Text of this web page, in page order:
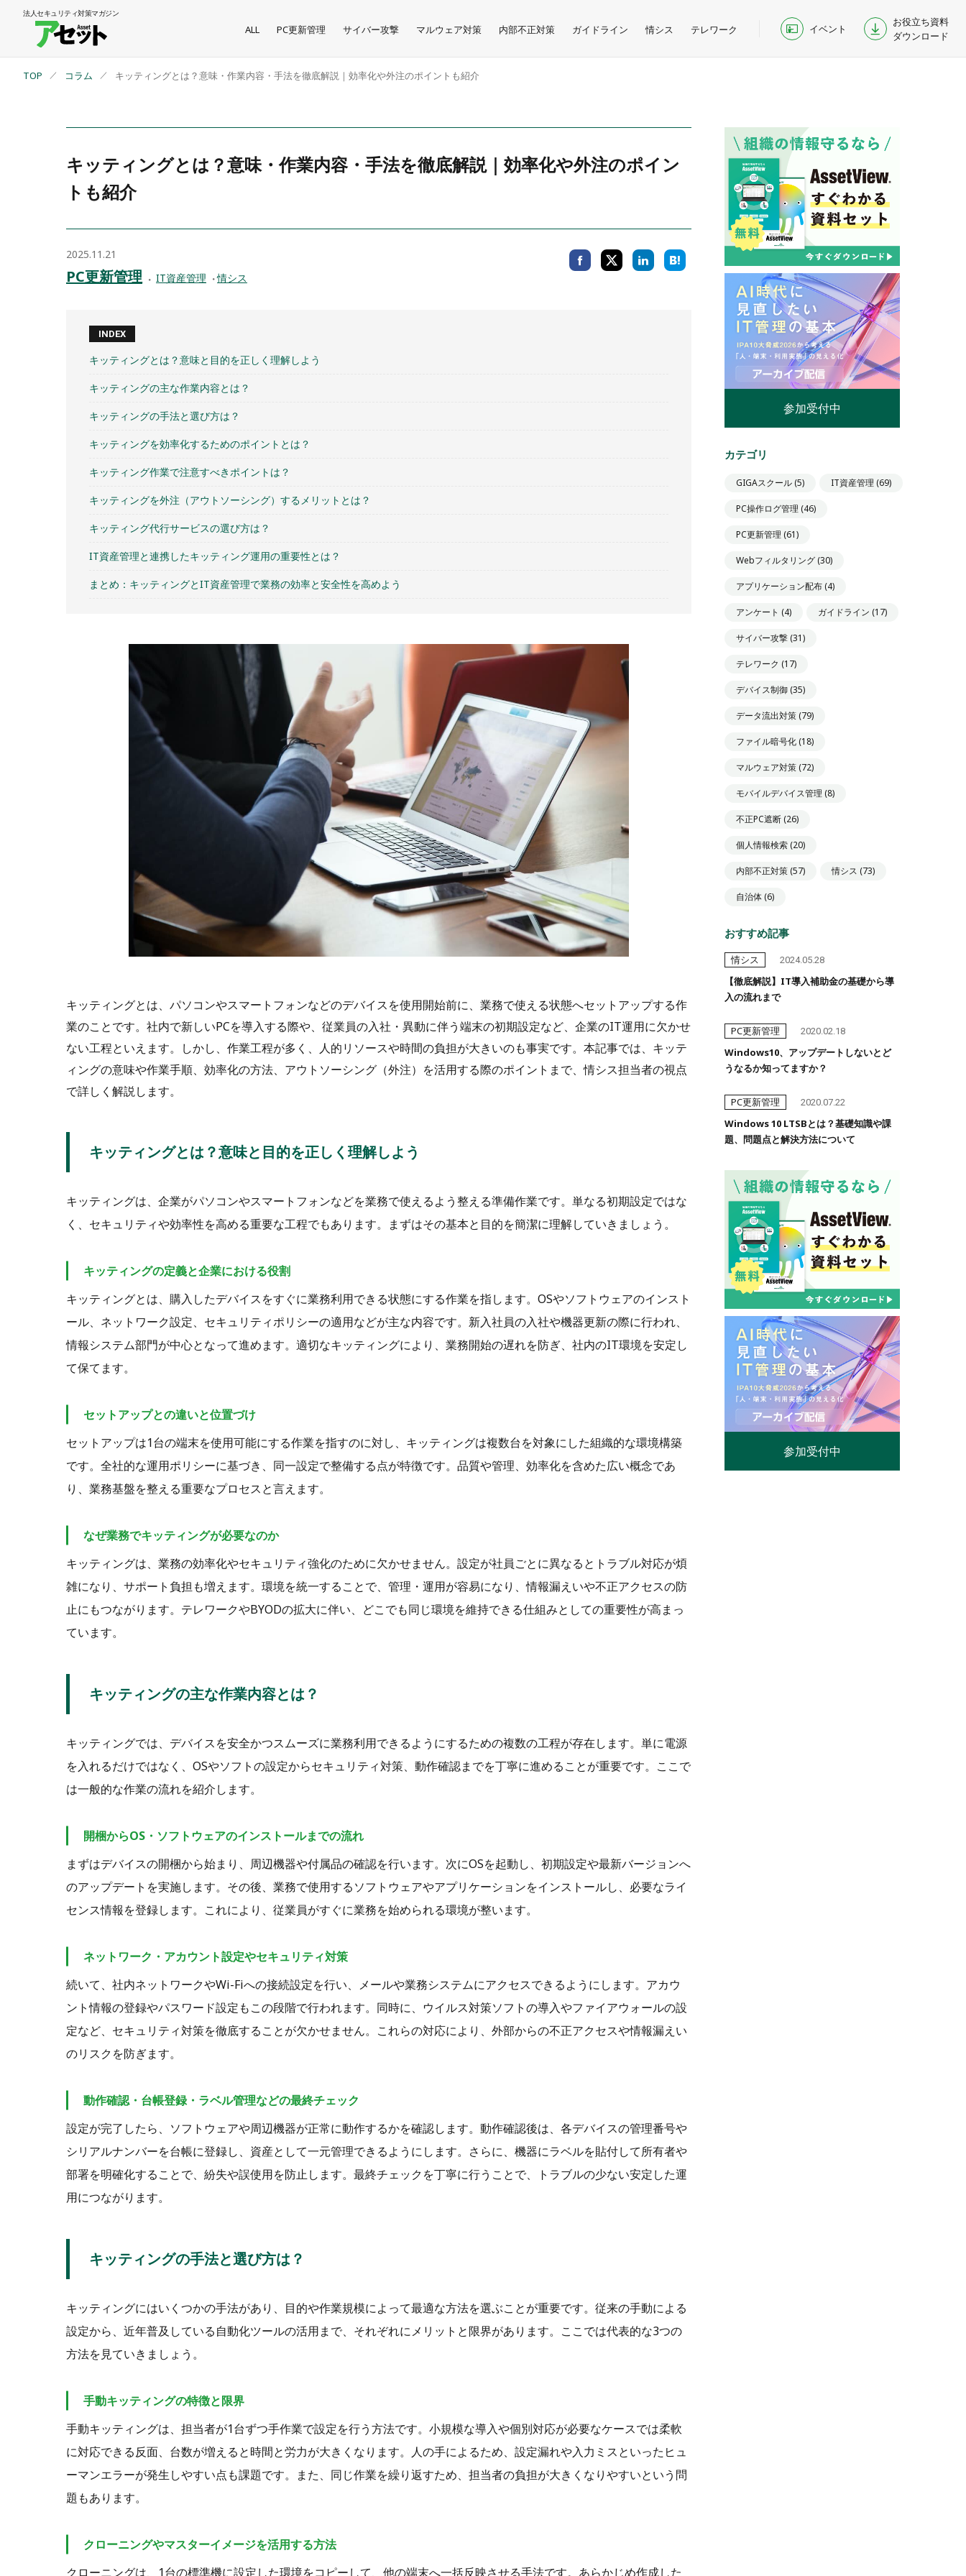
法人セキュリティ対策マガジン
ALL PC更新管理 サイバー攻撃 マルウェア対策 内部不正対策 ガイドライン 情シス テレワーク イベント
お役立ち資料
ダウンロード
TOP コラム キッティングとは？意味・作業内容・手法を徹底解説｜効率化や外注のポイントも紹介
キッティングとは？意味・作業内容・手法を徹底解説｜効率化や外注のポイン
トも紹介
2025.11.21
PC更新管理 IT資産管理 情シス
INDEX
キッティングとは？意味と目的を正しく理解しよう
キッティングの主な作業内容とは？
キッティングの手法と選び方は？
キッティングを効率化するためのポイントとは？
キッティング作業で注意すべきポイントは？
キッティングを外注（アウトソーシング）するメリットとは？
キッティング代行サービスの選び方は？
IT資産管理と連携したキッティング運用の重要性とは？
まとめ：キッティングとIT資産管理で業務の効率と安全性を高めよう
キッティングとは、パソコンやスマートフォンなどのデバイスを使用開始前に、業務で使える状態へセットアップする作
業のことです。社内で新しいPCを導入する際や、従業員の入社・異動に伴う端末の初期設定など、企業のIT運用に欠かせ
ない工程といえます。しかし、作業工程が多く、人的リソースや時間の負担が大きいのも事実です。本記事では、キッテ
ィングの意味や作業手順、効率化の方法、アウトソーシング（外注）を活用する際のポイントまで、情シス担当者の視点
で詳しく解説します。
キッティングとは？意味と目的を正しく理解しよう
キッティングは、企業がパソコンやスマートフォンなどを業務で使えるよう整える準備作業です。単なる初期設定ではな
く、セキュリティや効率性を高める重要な工程でもあります。まずはその基本と目的を簡潔に理解していきましょう。
キッティングの定義と企業における役割
キッティングとは、購入したデバイスをすぐに業務利用できる状態にする作業を指します。OSやソフトウェアのインスト
ール、ネットワーク設定、セキュリティポリシーの適用などが主な内容です。新入社員の入社や機器更新の際に行われ、
情報システム部門が中心となって進めます。適切なキッティングにより、業務開始の遅れを防ぎ、社内のIT環境を安定し
て保てます。
セットアップとの違いと位置づけ
セットアップは1台の端末を使用可能にする作業を指すのに対し、キッティングは複数台を対象にした組織的な環境構築
です。全社的な運用ポリシーに基づき、同一設定で整備する点が特徴です。品質や管理、効率化を含めた広い概念であ
り、業務基盤を整える重要なプロセスと言えます。
なぜ業務でキッティングが必要なのか
キッティングは、業務の効率化やセキュリティ強化のために欠かせません。設定が社員ごとに異なるとトラブル対応が煩
雑になり、サポート負担も増えます。環境を統一することで、管理・運用が容易になり、情報漏えいや不正アクセスの防
止にもつながります。テレワークやBYODの拡大に伴い、どこでも同じ環境を維持できる仕組みとしての重要性が高まっ
ています。
キッティングの主な作業内容とは？
キッティングでは、デバイスを安全かつスムーズに業務利用できるようにするための複数の工程が存在します。単に電源
を入れるだけではなく、OSやソフトの設定からセキュリティ対策、動作確認までを丁寧に進めることが重要です。ここで
は一般的な作業の流れを紹介します。
開梱からOS・ソフトウェアのインストールまでの流れ
まずはデバイスの開梱から始まり、周辺機器や付属品の確認を行います。次にOSを起動し、初期設定や最新バージョンへ
のアップデートを実施します。その後、業務で使用するソフトウェアやアプリケーションをインストールし、必要なライ
センス情報を登録します。これにより、従業員がすぐに業務を始められる環境が整います。
ネットワーク・アカウント設定やセキュリティ対策
続いて、社内ネットワークやWi-Fiへの接続設定を行い、メールや業務システムにアクセスできるようにします。アカウ
ント情報の登録やパスワード設定もこの段階で行われます。同時に、ウイルス対策ソフトの導入やファイアウォールの設
定など、セキュリティ対策を徹底することが欠かせません。これらの対応により、外部からの不正アクセスや情報漏えい
のリスクを防ぎます。
動作確認・台帳登録・ラベル管理などの最終チェック
設定が完了したら、ソフトウェアや周辺機器が正常に動作するかを確認します。動作確認後は、各デバイスの管理番号や
シリアルナンバーを台帳に登録し、資産として一元管理できるようにします。さらに、機器にラベルを貼付して所有者や
部署を明確化することで、紛失や誤使用を防止します。最終チェックを丁寧に行うことで、トラブルの少ない安定した運
用につながります。
キッティングの手法と選び方は？
キッティングにはいくつかの手法があり、目的や作業規模によって最適な方法を選ぶことが重要です。従来の手動による
設定から、近年普及している自動化ツールの活用まで、それぞれにメリットと限界があります。ここでは代表的な3つの
方法を見ていきましょう。
手動キッティングの特徴と限界
手動キッティングは、担当者が1台ずつ手作業で設定を行う方法です。小規模な導入や個別対応が必要なケースでは柔軟
に対応できる反面、台数が増えると時間と労力が大きくなります。人の手によるため、設定漏れや入力ミスといったヒュ
ーマンエラーが発生しやすい点も課題です。また、同じ作業を繰り返すため、担当者の負担が大きくなりやすいという問
題もあります。
クローニングやマスターイメージを活用する方法
クローニングは、1台の標準機に設定した環境をコピーして、他の端末へ一括反映させる手法です。あらかじめ作成した
参加受付中
カテゴリ
GIGAスクール (5) IT資産管理 (69)
PC操作ログ管理 (46)
PC更新管理 (61)
Webフィルタリング (30)
アプリケーション配布 (4)
アンケート (4) ガイドライン (17)
サイバー攻撃 (31)
テレワーク (17)
デバイス制御 (35)
データ流出対策 (79)
ファイル暗号化 (18)
マルウェア対策 (72)
モバイルデバイス管理 (8)
不正PC遮断 (26)
個人情報検索 (20)
内部不正対策 (57) 情シス (73)
自治体 (6)
おすすめ記事
情シス 2024.05.28
【徹底解説】IT導入補助金の基礎から導
入の流れまで
PC更新管理 2020.02.18
Windows10、アップデートしないとど
うなるか知ってますか？
PC更新管理 2020.07.22
Windows 10 LTSBとは？基礎知識や課
題、問題点と解決方法について
参加受付中